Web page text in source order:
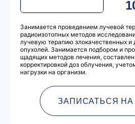
Занимается проведением лучевой
радиоизотопных методов
лучевую терапию злокачественных и
опухолей. Занимается подбором и
щадящих методов лечения,
корректировкой доз облучения,
нагрузки на организм.
ЗАПИСАТЬСЯ